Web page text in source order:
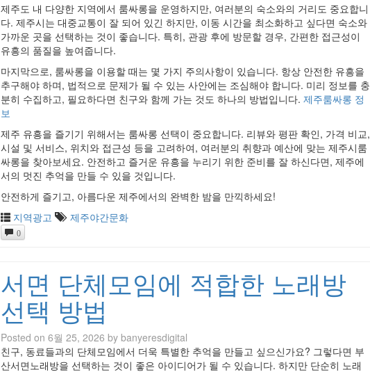
제주도 내 다양한 지역에서 룸싸롱을 운영하지만, 여러분의 숙소와의 거리도 중요합니
다. 제주시는 대중교통이 잘 되어 있긴 하지만, 이동 시간을 최소화하고 싶다면 숙소와
가까운 곳을 선택하는 것이 좋습니다. 특히, 관광 후에 방문할 경우, 간편한 접근성이
유흥의 품질을 높여줍니다.
마지막으로, 룸싸롱을 이용할 때는 몇 가지 주의사항이 있습니다. 항상 안전한 유흥을
추구해야 하며, 법적으로 문제가 될 수 있는 사안에는 조심해야 합니다. 미리 정보를 충
분히 수집하고, 필요하다면 친구와 함께 가는 것도 하나의 방법입니다. 제주룸싸롱 정
보
제주 유흥을 즐기기 위해서는 룸싸롱 선택이 중요합니다. 리뷰와 평판 확인, 가격 비교,
시설 및 서비스, 위치와 접근성 등을 고려하여, 여러분의 취향과 예산에 맞는 제주시룸
싸롱을 찾아보세요. 안전하고 즐거운 유흥을 누리기 위한 준비를 잘 하신다면, 제주에
서의 멋진 추억을 만들 수 있을 것입니다.
안전하게 즐기고, 아름다운 제주에서의 완벽한 밤을 만끽하세요!
지역광고
제주야간문화
0
서면 단체모임에 적합한 노래방
선택 방법
Posted on 6월 25, 2026 by banyeresdigital
친구, 동료들과의 단체모임에서 더욱 특별한 추억을 만들고 싶으신가요? 그렇다면 부
산서면노래방을 선택하는 것이 좋은 아이디어가 될 수 있습니다. 하지만 단순히 노래